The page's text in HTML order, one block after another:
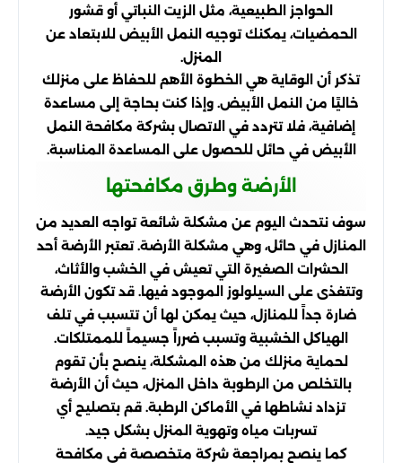
الحواجز الطبيعية، مثل الزيت النباتي أو قشور
الحمضيات، يمكنك توجيه النمل الأبيض للابتعاد عن
المنزل.
تذكر أن الوقاية هي الخطوة الأهم للحفاظ على منزلك
خاليًا من النمل الأبيض. وإذا كنت بحاجة إلى مساعدة
إضافية، فلا تتردد في الاتصال بشركة مكافحة النمل
الأبيض في حائل للحصول على المساعدة المناسبة.
الأرضة وطرق مكافحتها
سوف نتحدث اليوم عن مشكلة شائعة تواجه العديد من
المنازل في حائل، وهي مشكلة الأرضة. تعتبر الأرضة أحد
الحشرات الصغيرة التي تعيش في الخشب والأثاث،
وتتغذى على السيلولوز الموجود فيها. قد تكون الأرضة
ضارة جداً للمنازل، حيث يمكن لها أن تتسبب في تلف
الهياكل الخشبية وتسبب ضرراً جسيماً للممتلكات.
لحماية منزلك من هذه المشكلة، ينصح بأن تقوم
بالتخلص من الرطوبة داخل المنزل، حيث أن الأرضة
تزداد نشاطها في الأماكن الرطبة. قم بتصليح أي
تسربات مياه وتهوية المنزل بشكل جيد.
كما ينصح بمراجعة شركة متخصصة في مكافحة